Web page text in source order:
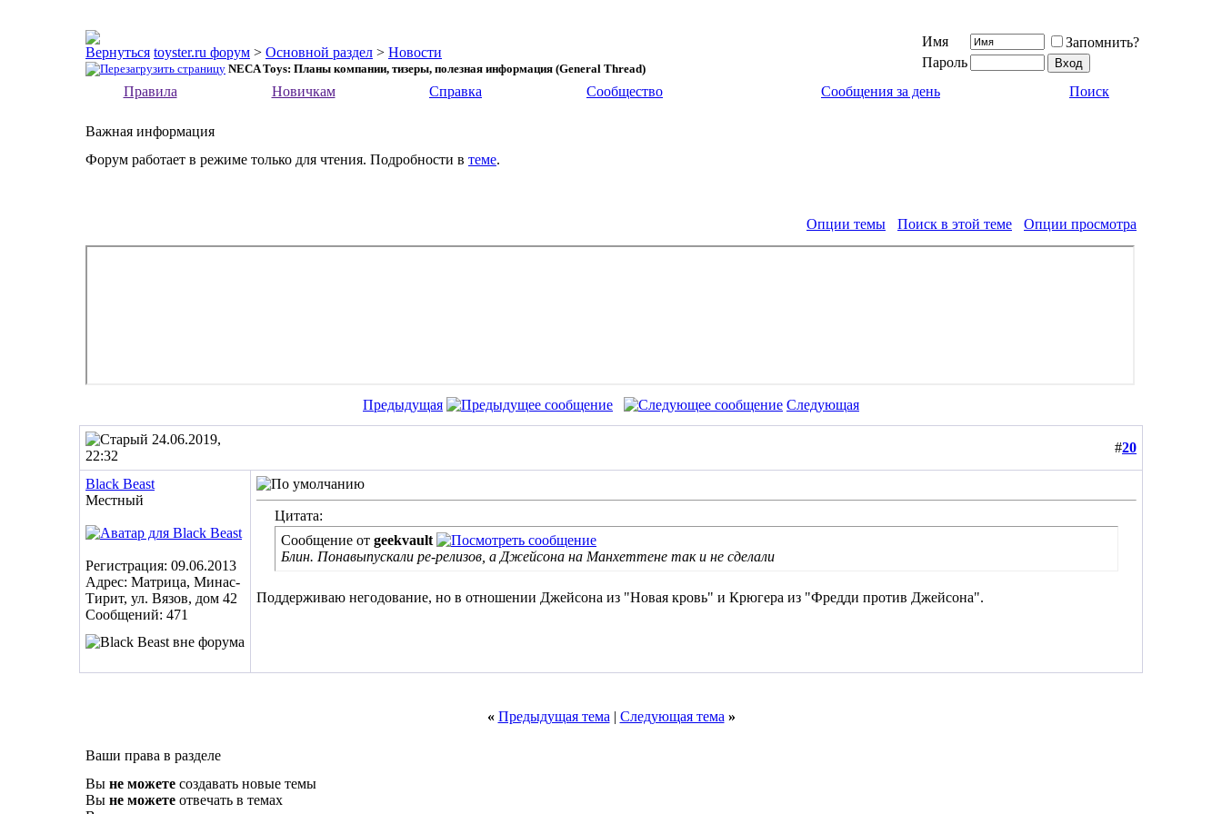
toyster.ru форум > Основной раздел > Новости
NECA Toys: Планы компании, тизеры, полезная информация (General Thread)
Имя
Запомнить?
Пароль
Правила
Новичкам Справка Сообщество Сообщения за день Поиск
Важная информация
Форум работает в режиме только для чтения. Подробности в теме.
Опции темы Поиск в этой теме Опции просмотра
Предыдущая Следующая
24.06.2019,
22:32
#20
Black Beast
Местный
Регистрация: 09.06.2013
Адрес: Матрица, Минас-
Тирит, ул. Вязов, дом 42
Сообщений: 471
Цитата:
Сообщение от geekvault
Блин. Понавыпускали ре-релизов, а Джейсона на Манхеттене так и не сделали
Поддерживаю негодование, но в отношении Джейсона из "Новая кровь" и Крюгера из "Фредди против Джейсона".
« Предыдущая тема | Следующая тема »
Ваши права в разделе
Вы не можете создавать новые темы
Вы не можете отвечать в темах